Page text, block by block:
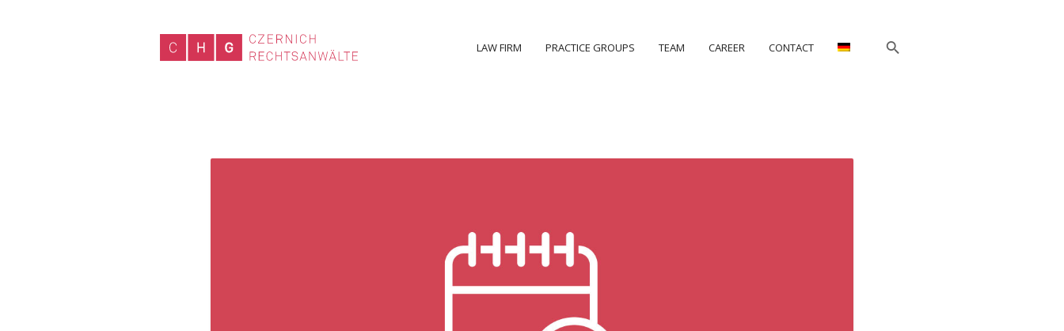
LAW FIRM PRACTICE GROUPS TEAM CAREER CONTACT